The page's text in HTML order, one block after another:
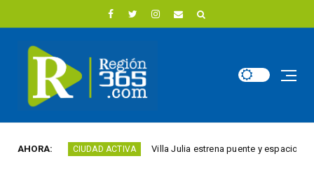
AHORA:CIUDAD ACTIVA Villa Julia estrena puente y espacios